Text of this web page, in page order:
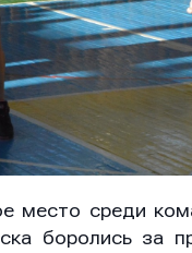
место среди
боролись за